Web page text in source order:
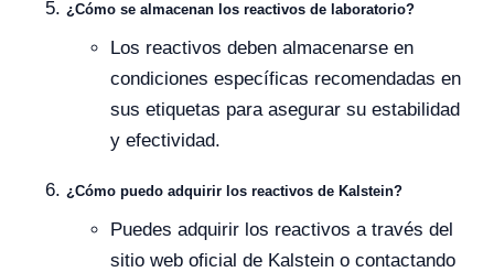
¿Cómo se almacenan los reactivos de laboratorio?
Los reactivos deben almacenarse en
condiciones específicas recomendadas en
sus etiquetas para asegurar su estabilidad
y efectividad.
¿Cómo puedo adquirir los reactivos de Kalstein?
Puedes adquirir los reactivos a través del
sitio web oficial de Kalstein o contactando